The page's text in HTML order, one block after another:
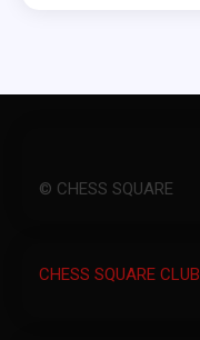
© CHESS SQUARE
CHESS SQUARE CLUB